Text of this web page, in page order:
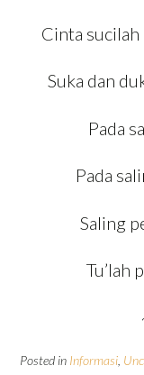
Cinta
Suka dan
Pada
Pada
Saling
Tu’lah
Posted in Informasi